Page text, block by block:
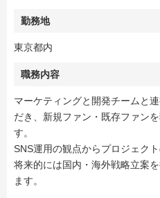
勤務地
東京都内
職務内容
マーケティングと開発チームと
だき、新規ファン・既存ファン
す。
SNS運用の観点からプロジェク
将来的には国内・海外戦略立案
ます。